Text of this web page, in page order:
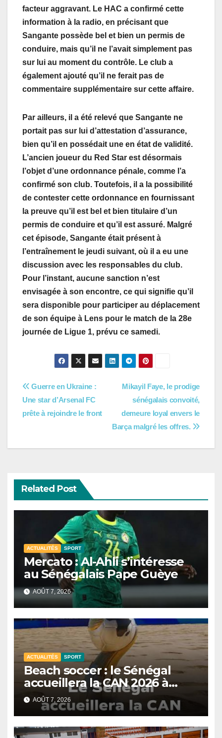
facteur aggravant. Le HAC a confirmé cette
information à la radio, en précisant que
Sangante possède bel et bien un permis de
conduire, mais qu’il ne l’avait simplement pas
sur lui au moment du contrôle. Le club a
également ajouté qu’il ne ferait pas de
commentaire supplémentaire sur cette affaire.
Par ailleurs, il a été relevé que Sangante ne
portait pas sur lui d’attestation d’assurance,
bien qu’il en possédait une en état de validité.
L’ancien joueur du Red Star est désormais
l’objet d’une ordonnance pénale, comme l’a
confirmé son club. Toutefois, il a la possibilité
de contester cette ordonnance en fournissant
la preuve qu’il est bel et bien titulaire d’un
permis de conduire et qu’il est assuré. Malgré
cet épisode, Sangante était présent à
l’entraînement le jeudi suivant, où il a eu une
discussion avec les responsables du club.
Pour l’instant, aucune sanction n’est
envisagée à son encontre, ce qui signifie qu’il
sera disponible pour participer au déplacement
de son équipe à Lens pour le match de la 28e
journée de Ligue 1, prévu ce samedi.
Navigation
de
Mikayil Faye, le prodige
sénégalais convoité,
demeure loyal envers le
Barça malgré les offres.
Guerre en Ukraine :
Une star d’Arsenal FC
prête à rejoindre le front
Related Post
ACTUALITÉS SPORT
Mercato : Al-Ahli s’intéresse
au Sénégalais Pape Guèye
AOÛT 7, 2026
ACTUALITÉS SPORT
Beach soccer : le Sénégal
accueillera la CAN 2026 à
Dakar.
AOÛT 7, 2026